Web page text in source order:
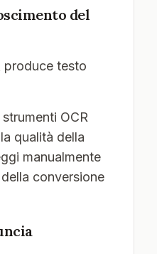
del
produce testo
OCR
qualità della
manualmente
conversione